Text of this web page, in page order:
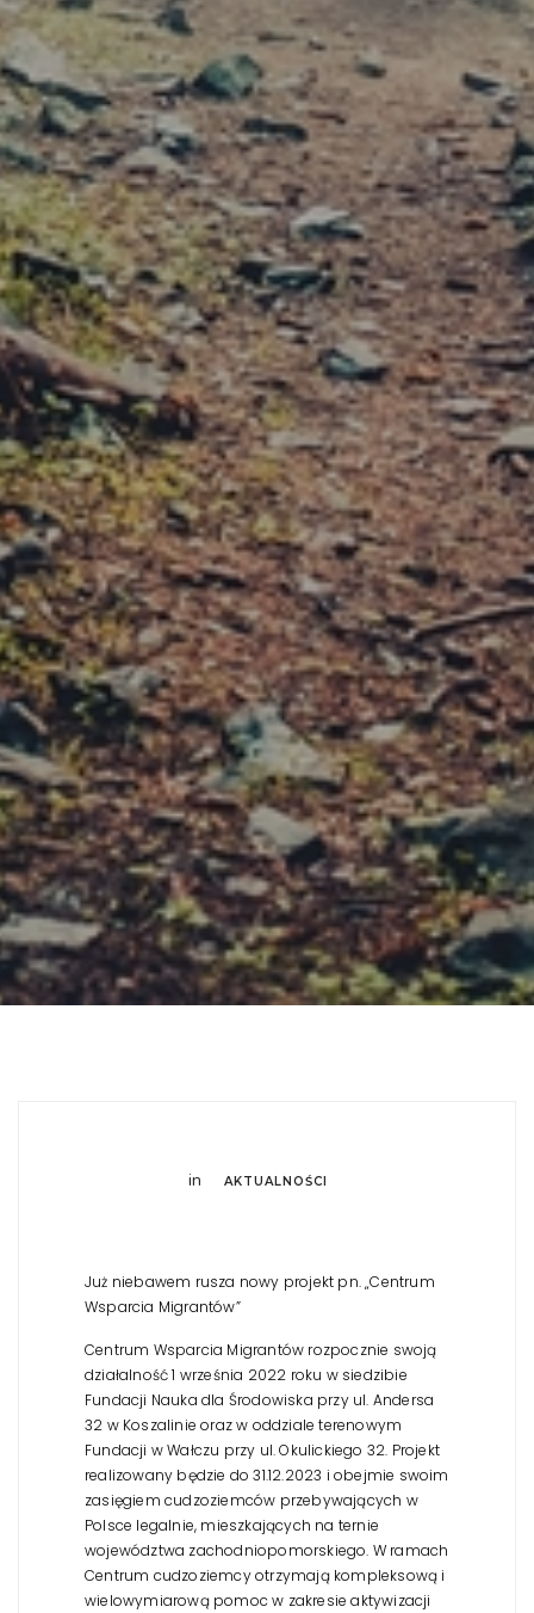
in AKTUALNOŚCI
Już niebawem rusza nowy projekt pn. „Centrum
Wsparcia Migrantów”
Centrum Wsparcia Migrantów rozpocznie swoją
działalność 1 września 2022 roku w siedzibie
Fundacji Nauka dla Środowiska przy ul. Andersa
32 w Koszalinie oraz w oddziale terenowym
Fundacji w Wałczu przy ul. Okulickiego 32. Projekt
realizowany będzie do 31.12.2023 i obejmie swoim
zasięgiem cudzoziemców przebywających w
Polsce legalnie, mieszkających na ternie
województwa zachodniopomorskiego. W ramach
Centrum cudzoziemcy otrzymają kompleksową i
wielowymiarową pomoc w zakresie aktywizacji